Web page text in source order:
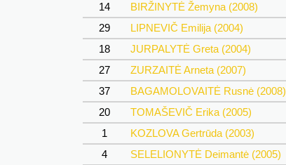
14
BIRŽINYTĖ Žemyna (2008)
29
LIPNEVIČ Emilija (2004)
18
JURPALYTĖ Greta (2004)
27
ZURZAITĖ Arneta (2007)
37
BAGAMOLOVAITĖ Rusnė (2008)
20
TOMAŠEVIČ Erika (2005)
1
KOZLOVA Gertrūda (2003)
4
SELELIONYTĖ Deimantė (2005)